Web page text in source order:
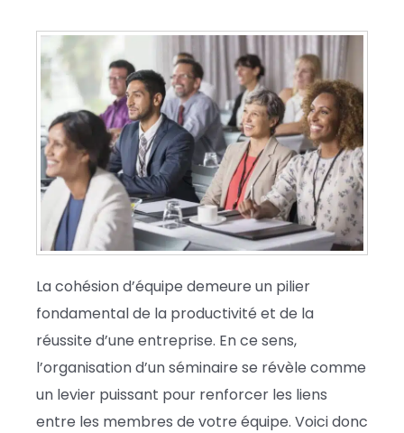
La cohésion d’équipe demeure un pilier
fondamental de la productivité et de la
réussite d’une entreprise. En ce sens,
l’organisation d’un séminaire se révèle comme
un levier puissant pour renforcer les liens
entre les membres de votre équipe. Voici donc